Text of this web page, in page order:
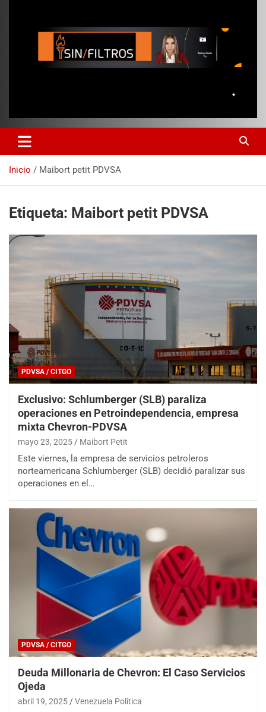
Inicio Maibort petit PDVSA
Etiqueta: Maibort petit PDVSA
PDVSA / CITGO
Exclusivo: Schlumberger (SLB) paraliza
operaciones en Petroindependencia, empresa
mixta Chevron-PDVSA
mayo 23, 2025 Maibort Petit
Este viernes, la empresa de servicios petroleros
norteamericana Schlumberger (SLB) decidió paralizar sus
operaciones en el…
PDVSA / CITGO
Deuda Millonaria de Chevron: El Caso Servicios
Ojeda
abril 19, 2025 Venezuela Politica